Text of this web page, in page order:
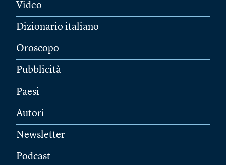
Video
Dizionario italiano
Oroscopo
Pubblicità
Paesi
Autori
Newsletter
Podcast